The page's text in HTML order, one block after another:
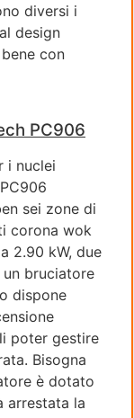
diversi i
design
con
PC906
i nuclei
sei zone di
corona wok
2.90 kW, due
bruciatore
dispone
poter gestire
Bisogna
è dotato
arrestata la